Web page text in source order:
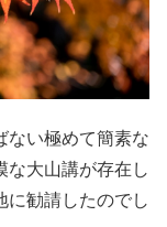
ない極めて簡素な
な大山講が存在し
に勧請したのでし